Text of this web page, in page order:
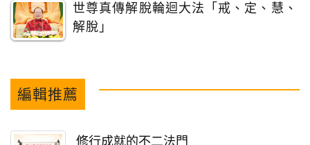
世尊真傳解脫輪迴大法「戒、定、慧、
解脫」
編輯推薦
修行成就的不二法門